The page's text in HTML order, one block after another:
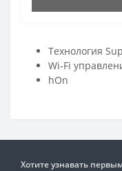
Технология
Wi-Fi
hOn
Хотите узнавать